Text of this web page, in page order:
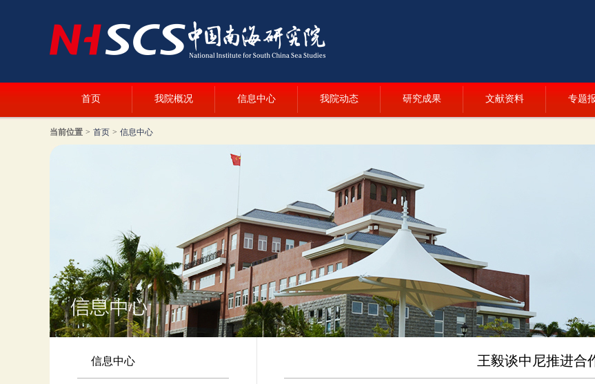
首页 我院概况 信息中心 我院动态 研究成果 文献资料 专题
当前位置 > 首页 > 信息中心
信息中心 王毅谈中尼推进合